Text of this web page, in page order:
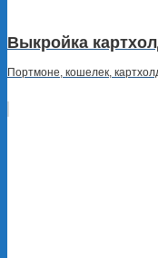
Выкройка
Портмоне, кошелек,